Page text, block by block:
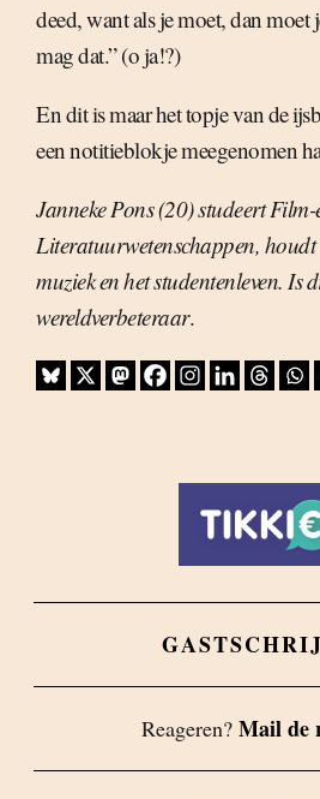
deed, want als je moet, dan moet
mag dat.” (o ja!?)
En dit is maar het topje van de
een notitieblokje meegenomen
Janneke Pons (20) studeert Film-
Literatuurwetenschappen,
muziek en het studentenleven. Is
wereldverbeteraar.
Reageren? Mail de